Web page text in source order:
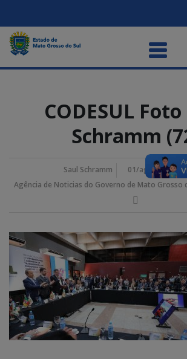
CODESUL
Schramm
Saul Schramm
01/agosto/2024
Agência de Noticias do Governo de Mato Grosso